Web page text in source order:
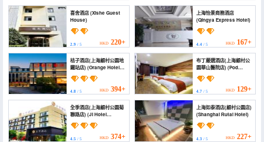
喜舍酒店 (Xishe Guest
House)
2.9 / 5 HKD 220+
上海怡景商務酒店
(Qingya Express Hotel)
4.4/ 5 HKD 167+
桔子酒店(上海顧村公園地
鐵站店) (Orange Hotel
(Shanghai Gucun Park
Metro Station))
4.8 / 5 HKD 394+
布丁嚴選酒店(上海顧村公
園華山醫院店) (Pod
Choice Hotel (Shanghai
Gucun Park Huashan
Hospital))
4.7/ 5 HKD 129+
全季酒店(上海顧村公園菊
聯路店) (JI Hotel
(Shanghai Gucun Park
Julian Road))
4.5 / 5 HKD 374+
上海如泰酒店(顧村公園店)
(Shanghai Rutai Hotel)
4.3/ 5 HKD 227+